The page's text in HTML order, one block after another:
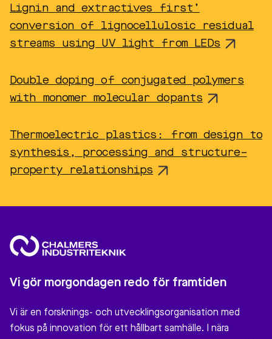
Lignin and extractives first’
conversion of lignocellulosic residual
streams using UV light from LEDs
Double doping of conjugated polymers
with monomer molecular dopants
Thermoelectric plastics: from design to
synthesis, processing and structure–
property relationships
Vi gör morgondagen redo för framtiden
Vi är en forsknings- och utvecklingsorganisation med
fokus på innovation för ett hållbart samhälle. I nära